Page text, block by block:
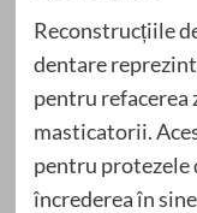
Reconstrucțiile
dentare
pentru refacerea
masticatorii.
pentru protezele
încrederea în